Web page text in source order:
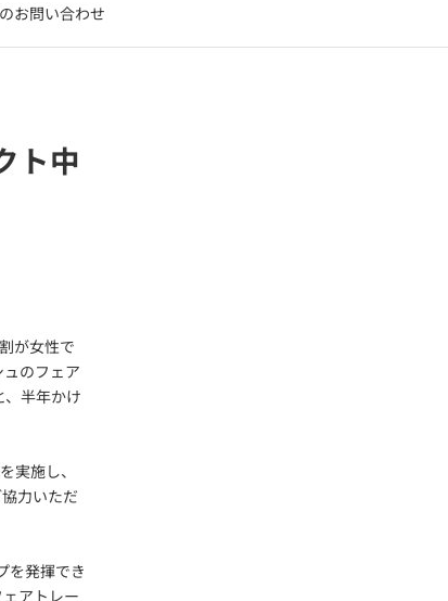
お問い合わせ
ト中
が女性で
のフェア
、半年かけ
実施し、
力いただ
を発揮でき
アトレー